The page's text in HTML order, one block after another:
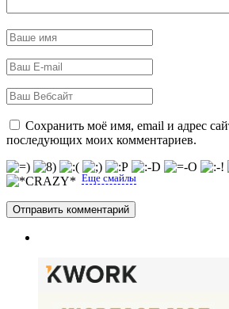
Сохранить моё имя, email и адрес
последующих моих комментариев.
Еще смайлы